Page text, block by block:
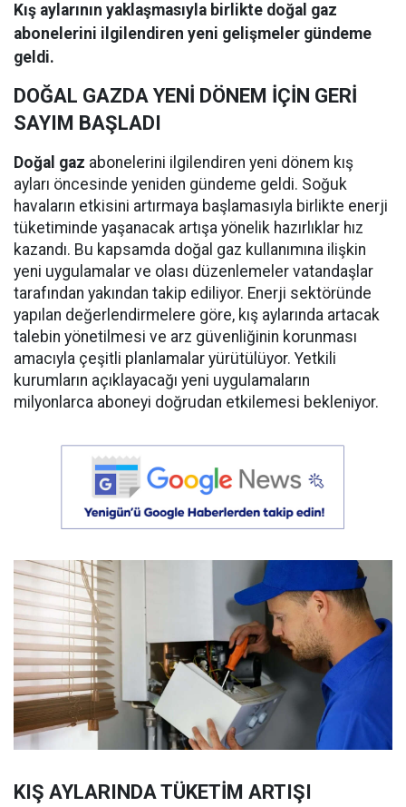
Kış aylarının yaklaşmasıyla birlikte doğal gaz
abonelerini ilgilendiren yeni gelişmeler gündeme
geldi.
DOĞAL GAZDA YENİ DÖNEM İÇİN GERİ
SAYIM BAŞLADI
Doğal gaz abonelerini ilgilendiren yeni dönem kış
ayları öncesinde yeniden gündeme geldi. Soğuk
havaların etkisini artırmaya başlamasıyla birlikte enerji
tüketiminde yaşanacak artışa yönelik hazırlıklar hız
kazandı. Bu kapsamda doğal gaz kullanımına ilişkin
yeni uygulamalar ve olası düzenlemeler vatandaşlar
tarafından yakından takip ediliyor. Enerji sektöründe
yapılan değerlendirmelere göre, kış aylarında artacak
talebin yönetilmesi ve arz güvenliğinin korunması
amacıyla çeşitli planlamalar yürütülüyor. Yetkili
kurumların açıklayacağı yeni uygulamaların
milyonlarca aboneyi doğrudan etkilemesi bekleniyor.
KIŞ AYLARINDA TÜKETİM ARTIŞI